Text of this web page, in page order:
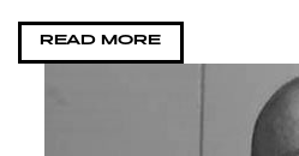
READ MORE